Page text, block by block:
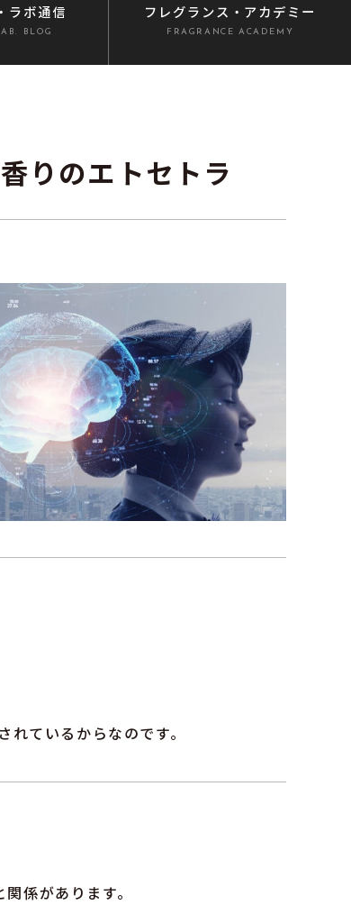
・ラボ通信
BLOG
フレグランス ・アカデミー
FRAGRANCE ACADEMY
りのエトセトラ
ているからなのです。
係があります。